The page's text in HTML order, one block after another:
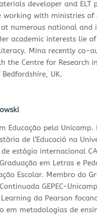
developer and ELT
working with ministries
numerous national and
academic interests lie
Mina recently co-
the Centre for Research
UK.
Educação pela
de l’Educació na
estágio internacional
em Letras e
Escolar. Membro do
GEPEC-
da Pearson
em metodologias de